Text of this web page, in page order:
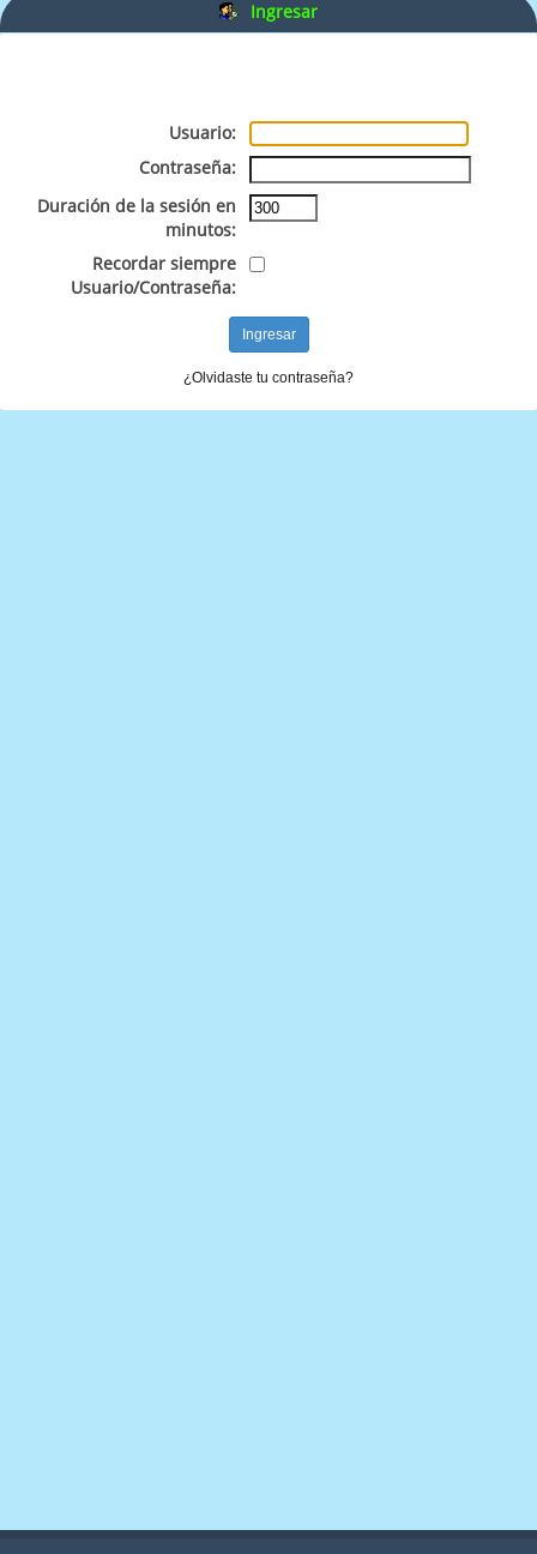
Ingresar
Usuario:
Contraseña:
Duración de la sesión en
minutos:
Recordar siempre
Usuario/Contraseña:
¿Olvidaste tu contraseña?